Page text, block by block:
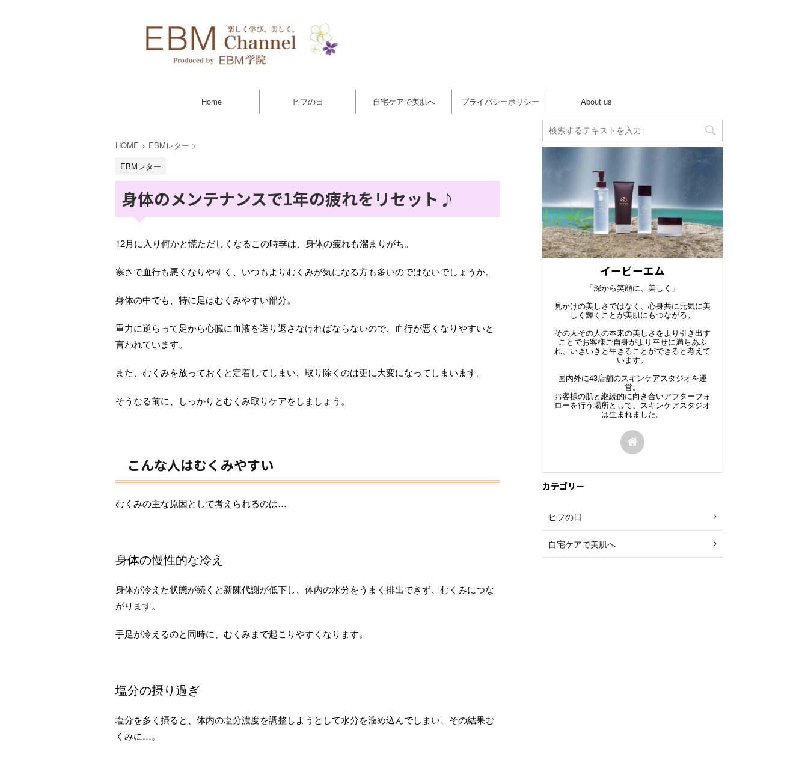
Home ヒフの日 自宅ケアで美肌へ プライバシーポリシー About us
HOME > EBMレター >
EBMレター
身体のメンテナンスで1年の疲れをリセット♪
12月に入り何かと慌ただしくなるこの時季は、身体の疲れも溜まりがち。
寒さで血行も悪くなりやすく、いつもよりむくみが気になる方も多いのではないでしょうか。
身体の中でも、特に足はむくみやすい部分。
重力に逆らって足から心臓に血液を送り返さなければならないので、血行が悪くなりやすいと
言われています。
また、むくみを放っておくと定着してしまい、取り除くのは更に大変になってしまいます。
そうなる前に、しっかりとむくみ取りケアをしましょう。
こんな人はむくみやすい
むくみの主な原因として考えられるのは…
身体の慢性的な冷え
身体が冷えた状態が続くと新陳代謝が低下し、体内の水分をうまく排出できず、むくみにつな
がります。
手足が冷えるのと同時に、むくみまで起こりやすくなります。
塩分の摂り過ぎ
塩分を多く摂ると、体内の塩分濃度を調整しようとして水分を溜め込んでしまい、その結果む
くみに…。
イービーエム
「深から笑顔に、美しく」
見かけの美しさではなく、心身共に元気に美
しく輝くことが美肌にもつながる。
その人その人の本来の美しさをより引き出す
ことでお客様ご自身がより幸せに満ちあふ
れ、いきいきと生きることができると考えて
います。
国内外に43店舗のスキンケアスタジオを運
営。
お客様の肌と継続的に向き合いアフターフォ
ローを行う場所として、スキンケアスタジオ
は生まれました。
カテゴリー
ヒフの日
自宅ケアで美肌へ